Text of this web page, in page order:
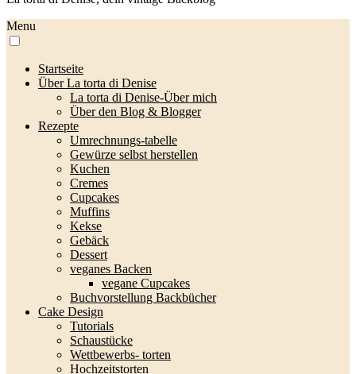
Menu
Startseite
Über La torta di Denise
La torta di Denise-Über mich
Über den Blog & Blogger
Rezepte
Umrechnungs-tabelle
Gewürze selbst herstellen
Kuchen
Cremes
Cupcakes
Muffins
Kekse
Gebäck
Dessert
veganes Backen
vegane Cupcakes
Buchvorstellung Backbücher
Cake Design
Tutorials
Schaustücke
Wettbewerbs- torten
Hochzeitstorten